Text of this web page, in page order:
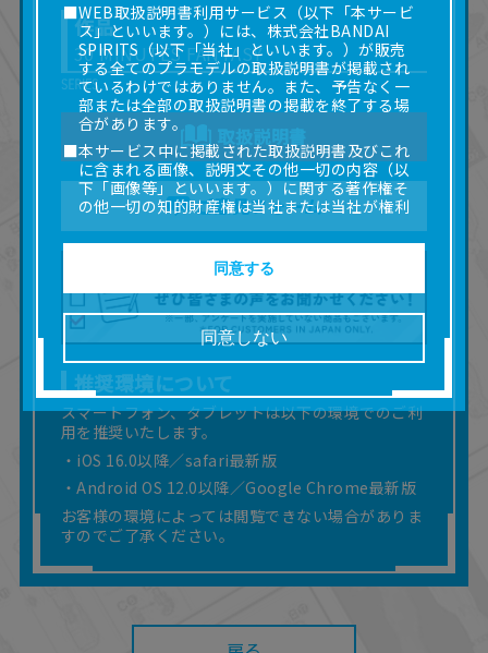
作品
30 MINUTES FANTASY
取扱説明書
ご意見フォーム
推奨環境について
スマートフォン、タブレットは以下の環境でのご利
用を推奨いたします。
・iOS 16.0以降／safari最新版
・Android OS 12.0以降／Google Chrome最新版
お客様の環境によっては閲覧できない場合がありま
すのでご了承ください。
■WEB取扱説明書利用サービス（以下「本サービ
ス」といいます。）には、株式会社BANDAI
SPIRITS（以下「当社」といいます。）が販売
する全てのプラモデルの取扱説明書が掲載され
ているわけではありません。また、予告なく一
部または全部の取扱説明書の掲載を終了する場
合があります。
■本サービス中に掲載された取扱説明書及びこれ
に含まれる画像、説明文その他一切の内容（以
下「画像等」といいます。）に関する著作権そ
の他一切の知的財産権は当社または当社が権利
■取扱説明書及び画像等の一部または全部を私的
使用（本サービス内の意見投稿の目的での画像
等の利用を含みます。）を超えて使用（複製、
複写、改変、掲示、頒布、配信、販売、出版等
を含むがこれに限りません。）することは禁止
いたします。
■掲載している取扱説明書は、お客様が購入され
た商品に同梱されたものと異なる場合がありま
す。
■対象商品仕様の変更などにより、取扱説明書の
内容は予告なく変更される場合があります。
■当社は、取扱説明書の正確性確保に努めており
ますが、取扱説明書の完全性を保証するもので
はありません。
■お客様のご利用環境によっては、本サービスを
ご利用いただけない場合があります。
■本サービスを利用したこと、または利用できな
たとしても、当社は何らの責任を負いません。
また、本サイトを利用したことによって、利用
同意しない
同意する